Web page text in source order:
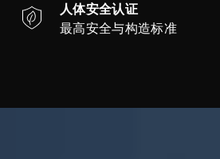
人体安全认证
最高安全与构造标准